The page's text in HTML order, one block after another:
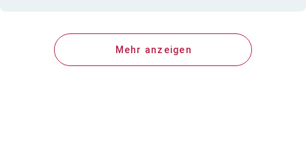
Mehr anzeigen